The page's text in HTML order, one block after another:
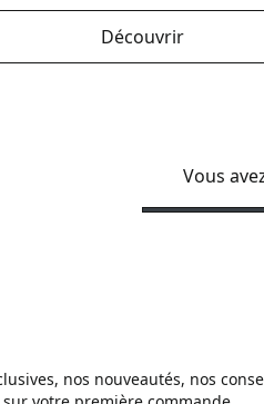
Découvrir
Vous
nos nouveautés, nos